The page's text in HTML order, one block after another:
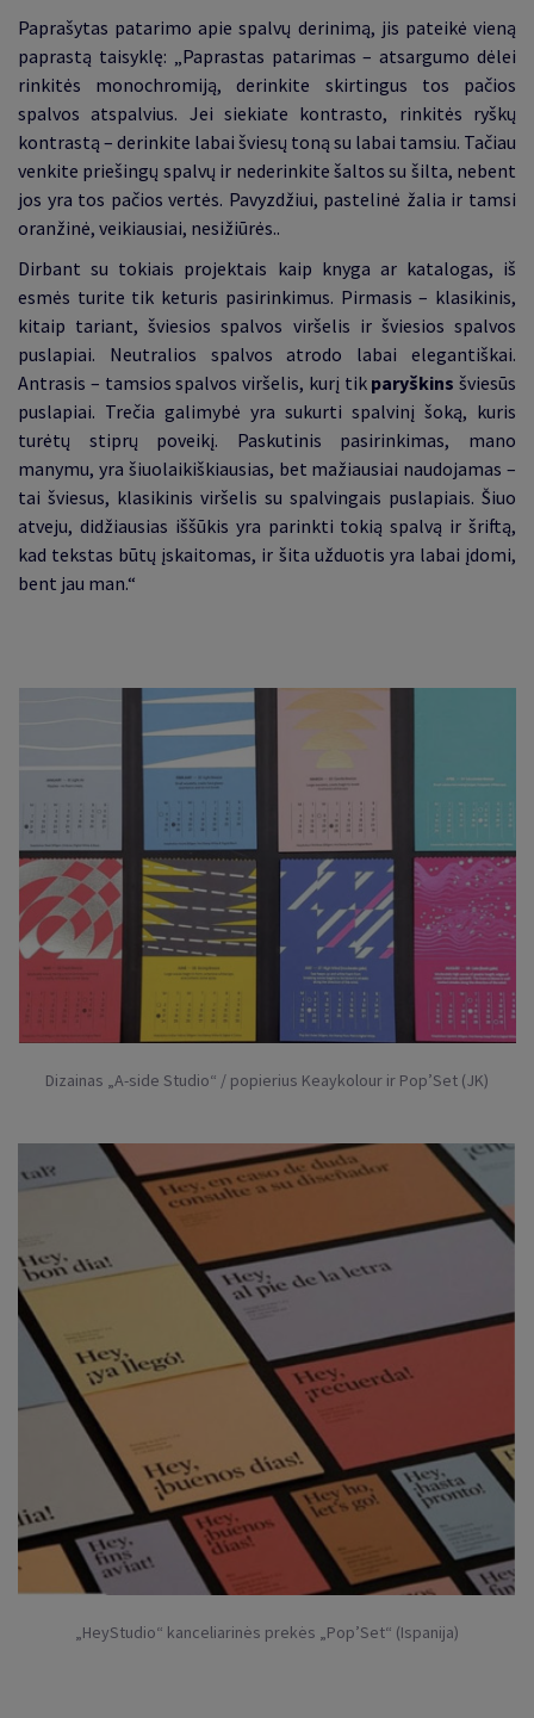
Paprašytas patarimo apie spalvų derinimą, jis pateikė vieną
paprastą taisyklę: „Paprastas patarimas – atsargumo dėlei
rinkitės monochromiją, derinkite skirtingus tos pačios
spalvos atspalvius. Jei siekiate kontrasto, rinkitės ryškų
kontrastą – derinkite labai šviesų toną su labai tamsiu. Tačiau
venkite priešingų spalvų ir nederinkite šaltos su šilta, nebent
jos yra tos pačios vertės. Pavyzdžiui, pastelinė žalia ir tamsi
oranžinė, veikiausiai, nesižiūrės..
Dirbant su tokiais projektais kaip knyga ar katalogas, iš
esmės turite tik keturis pasirinkimus. Pirmasis – klasikinis,
kitaip tariant, šviesios spalvos viršelis ir šviesios spalvos
puslapiai. Neutralios spalvos atrodo labai elegantiškai.
Antrasis – tamsios spalvos viršelis, kurį tik paryškins šviesūs
puslapiai. Trečia galimybė yra sukurti spalvinį šoką, kuris
turėtų stiprų poveikį. Paskutinis pasirinkimas, mano
manymu, yra šiuolaikiškiausias, bet mažiausiai naudojamas –
tai šviesus, klasikinis viršelis su spalvingais puslapiais. Šiuo
atveju, didžiausias iššūkis yra parinkti tokią spalvą ir šriftą,
kad tekstas būtų įskaitomas, ir šita užduotis yra labai įdomi,
bent jau man.“
Dizainas „A-side Studio“ / popierius Keaykolour ir Pop’Set (JK)
„HeyStudio“ kanceliarinės prekės „Pop’Set“ (Ispanija)